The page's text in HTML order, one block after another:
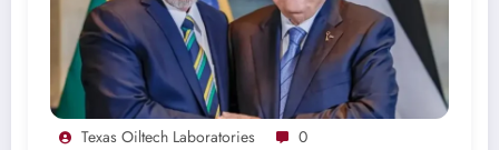
Texas Oiltech Laboratories 0